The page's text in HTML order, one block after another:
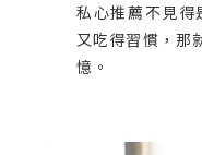
私心推薦不見得
又吃得習慣，那
憶。